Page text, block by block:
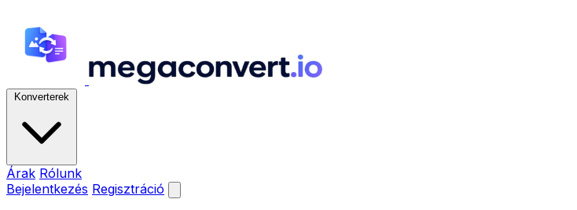
Konverterek
Árak Rólunk
Bejelentkezés Regisztráció